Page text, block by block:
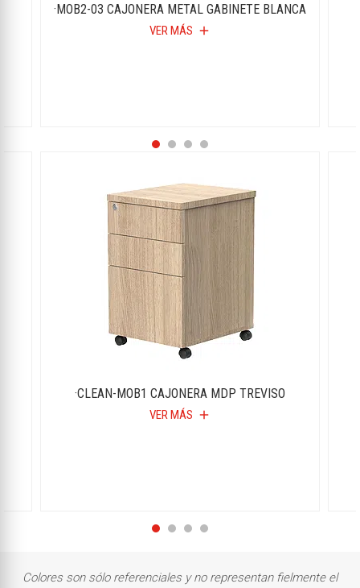
·MOB2-03 CAJONERA METAL GABINETE BLANCA
VER MÁS add
·CLEAN-MOB1 CAJONERA MDP TREVISO
VER MÁS add
Colores son sólo referenciales y no representan fielmente el